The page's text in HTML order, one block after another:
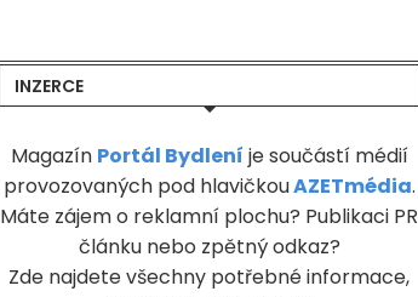
INZERCE
Magazín Portál Bydlení je součástí médií
provozovaných pod hlavičkouAZETmédia.
Máte zájem o reklamní plochu? Publikaci PR
článku nebo zpětný odkaz?
Zde najdete všechny potřebné informace,